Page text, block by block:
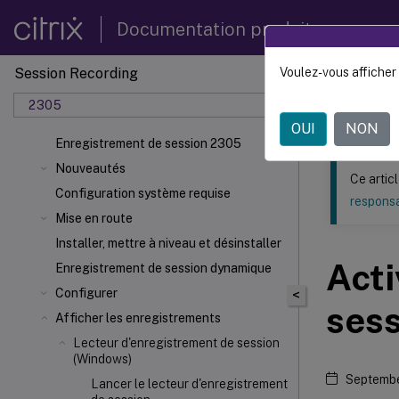
Documentation produit
Session Recording
2305
Enregistrement de session 2305
Nouveautés
Configuration système requise
Mise en route
Installer, mettre à niveau et désinstaller
Enregistrement de session dynamique
Configurer
Afficher les enregistrements
Lecteur d'enregistrement de session
(Windows)
Lancer le lecteur d'enregistrement
Ce contenu a
<
Ce
Voulez-vous
OUI NON